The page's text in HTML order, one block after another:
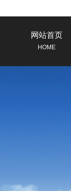
网站首页
HOME